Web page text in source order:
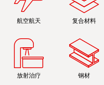
航空航天 复合材料
放射治疗 钢材